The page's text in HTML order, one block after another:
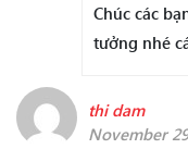
Chúc các
tưởng nhé
thi dam
November